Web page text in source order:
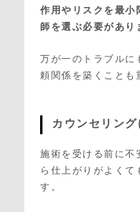
作用やリスクを最小
師を選ぶ必要があり
万が一のトラブルに
頼関係を築くことも
カウンセリン
施術を受ける前に不
ら仕上がりがよくて
す。